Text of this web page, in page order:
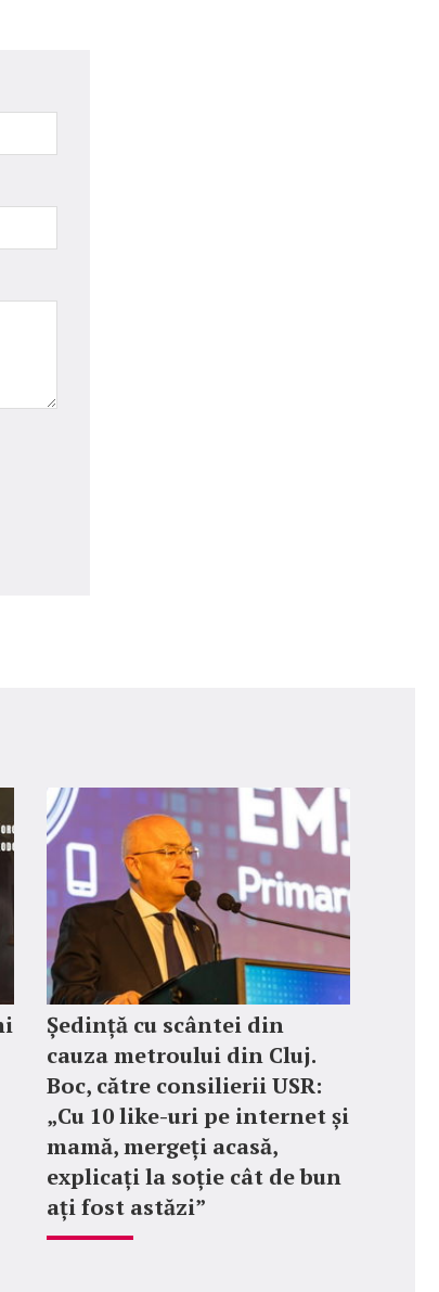
Ședință cu scântei din
cauza metroului din Cluj.
Boc, către consilierii USR:
„Cu 10 like-uri pe internet și
mamă, mergeți acasă,
explicați la soție cât de bun
ați fost astăzi”